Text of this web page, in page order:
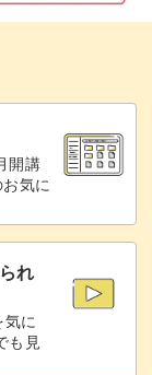
開講
気に
れ
に
も見